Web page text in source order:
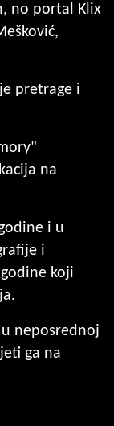
no portal Klix
pretrage i
na
i u
i
koji
neposrednoj
ga na